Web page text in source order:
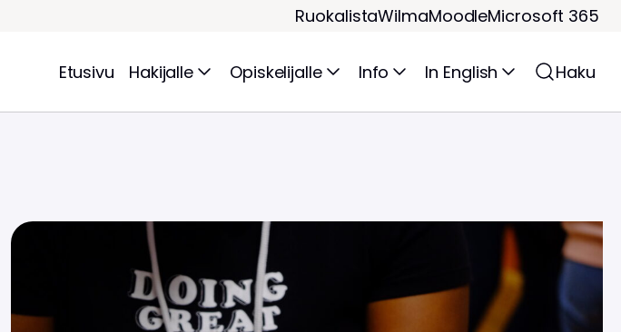
RuokalistaWilmaMoodleMicrosoft 365
Etusivu Hakijalle Opiskelijalle Info In English Haku